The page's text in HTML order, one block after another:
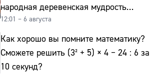
народная деревенская мудрость
реально работает
12:01 – 6 августа
Как хорошо вы помните математику?
Сможете решить (3² + 5) × 4 − 24 : 6 за
10 секунд?